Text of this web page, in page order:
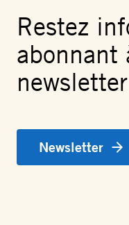
Restez
abonnant
Newsletter